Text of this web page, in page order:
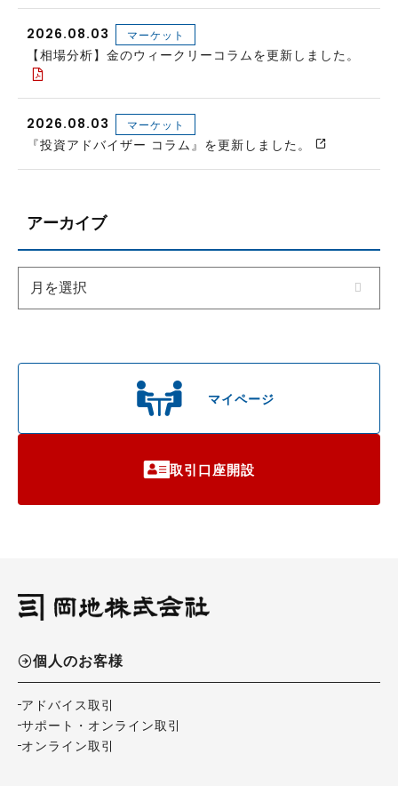
マイページ
取引口座開設
2026.08.03 マーケット
【相場分析】金のウィークリーコラムを更新しました。
2026.08.03 マーケット
『投資アドバイザー コラム』を更新しました。
アーカイブ
個人のお客様
アドバイス取引
サポート・オンライン取引
オンライン取引